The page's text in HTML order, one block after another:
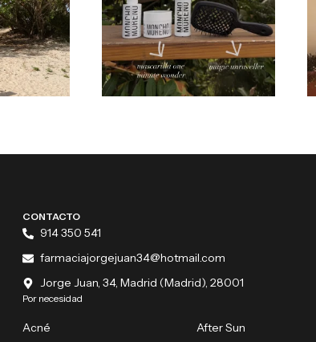
CONTACTO
914 350 541
farmaciajorgejuan34@hotmail.com
Jorge Juan, 34, Madrid (Madrid), 28001
Por necesidad
Acné
After Sun